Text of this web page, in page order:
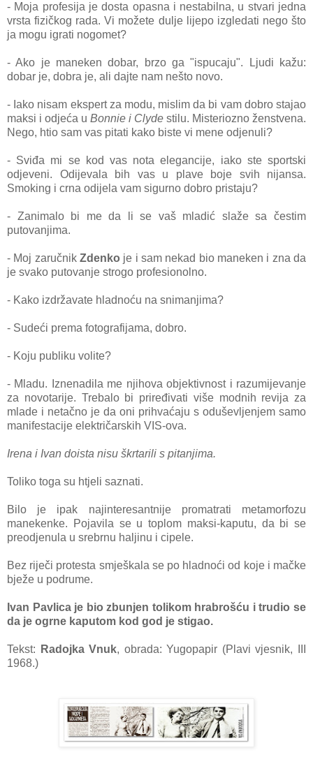
- Moja profesija je dosta opasna i nestabilna, u stvari jedna
vrsta fizičkog rada. Vi možete dulje lijepo izgledati nego što
ja mogu igrati nogomet?
- Ako je maneken dobar, brzo ga "ispucaju". Ljudi kažu:
dobar je, dobra je, ali dajte nam nešto novo.
- Iako nisam ekspert za modu, mislim da bi vam dobro stajao
maksi i odjeća u Bonnie i Clyde stilu. Misteriozno ženstvena.
Nego, htio sam vas pitati kako biste vi mene odjenuli?
- Sviđa mi se kod vas nota elegancije, iako ste sportski
odjeveni. Odijevala bih vas u plave boje svih nijansa.
Smoking i crna odijela vam sigurno dobro pristaju?
- Zanimalo bi me da li se vaš mladić slaže sa čestim
putovanjima.
- Moj zaručnik Zdenko je i sam nekad bio maneken i zna da
je svako putovanje strogo profesionolno.
- Kako izdržavate hladnoću na snimanjima?
- Sudeći prema fotografijama, dobro.
- Koju publiku volite?
- Mladu. Iznenadila me njihova objektivnost i razumijevanje
za novotarije. Trebalo bi priređivati više modnih revija za
mlade i netačno je da oni prihvaćaju s oduševljenjem samo
manifestacije električarskih VIS-ova.
Irena i Ivan doista nisu škrtarili s pitanjima.
Toliko toga su htjeli saznati.
Bilo je ipak najinteresantnije promatrati metamorfozu
manekenke. Pojavila se u toplom maksi-kaputu, da bi se
preodjenula u srebrnu haljinu i cipele.
Bez riječi protesta smješkala se po hladnoći od koje i mačke
bježe u podrume.
Ivan Pavlica je bio zbunjen tolikom hrabrošću i trudio se
da je ogrne kaputom kod god je stigao.
Tekst: Radojka Vnuk, obrada: Yugopapir (Plavi vjesnik, III
1968.)